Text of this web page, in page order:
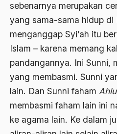
sebenarnya merupakan
yang sama-sama hidup di
menganggap Syi’ah itu
Islam – karena memang
pandangannya. Ini Sunni,
yang membasmi. Sunni
lain. Dan Sunni faham
membasmi faham lain ini
ke agama lain. Ke dalam
Ahli Ilmu Agama
ahlul sunnah wal jamaah
Ahlussunnah
Ahmad Benbella
Ahmad Daudy